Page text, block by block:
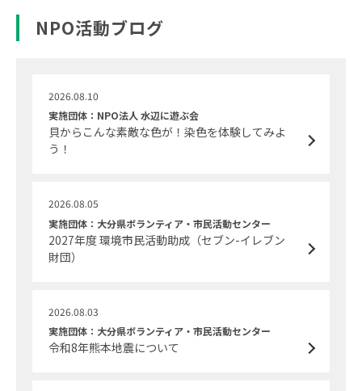
NPO活動ブログ
2026.08.10
実施団体：NPO法人 水辺に遊ぶ会
貝からこんな素敵な色が！染色を体験してみよ
う！
2026.08.05
実施団体：大分県ボランティア・市民活動センター
2027年度 環境市民活動助成（セブン-イレブン
財団）
2026.08.03
実施団体：大分県ボランティア・市民活動センター
令和8年熊本地震について